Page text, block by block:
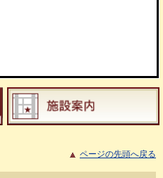
ページの先頭へ戻る